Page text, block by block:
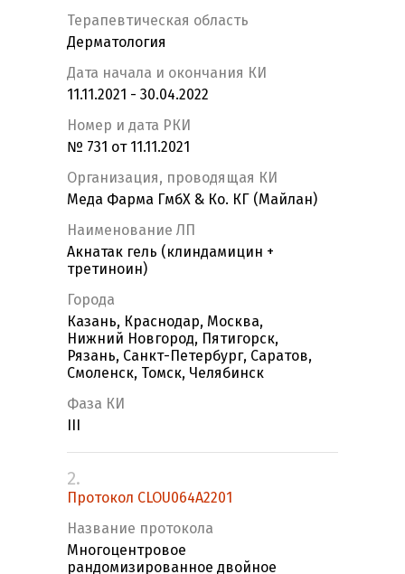
Терапевтическая область
Дерматология
Дата начала и окончания КИ
11.11.2021 - 30.04.2022
Номер и дата РКИ
№ 731 от 11.11.2021
Организация, проводящая КИ
Меда Фарма ГмбХ & Ко. КГ (Майлан)
Наименование ЛП
Акнатак гель (клиндамицин +
третиноин)
Города
Казань, Краснодар, Москва,
Нижний Новгород, Пятигорск,
Рязань, Санкт-Петербург, Саратов,
Смоленск, Томск, Челябинск
Фаза КИ
2.
Протокол CLOU064A2201
Название протокола
Многоцентровое
рандомизированное двойное